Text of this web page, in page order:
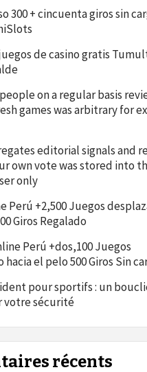
300 + cincuenta giros sin
de casino gratis
on a regular basis
games was arbitrary for
editorial signals and
own vote was stored into
only
Perú +2,500 Juegos
Giros Regalado
Perú +dos,100 Juegos
el pelo 500 Giros Sin
pour sportifs : un
votre sécurité
récents